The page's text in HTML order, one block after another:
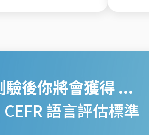
驗後你將會獲得 ...
語言評估標準